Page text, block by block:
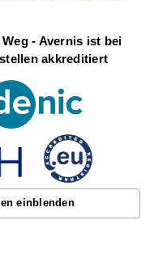
- Avernis ist bei
akkreditiert
einblenden